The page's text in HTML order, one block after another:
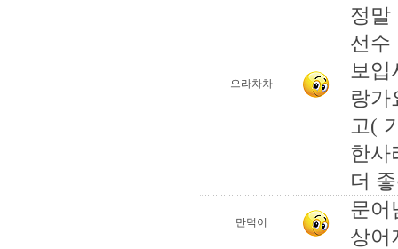
으라차차
정말
선수
보
랑
고(
한
더
만덕이
문어
상어